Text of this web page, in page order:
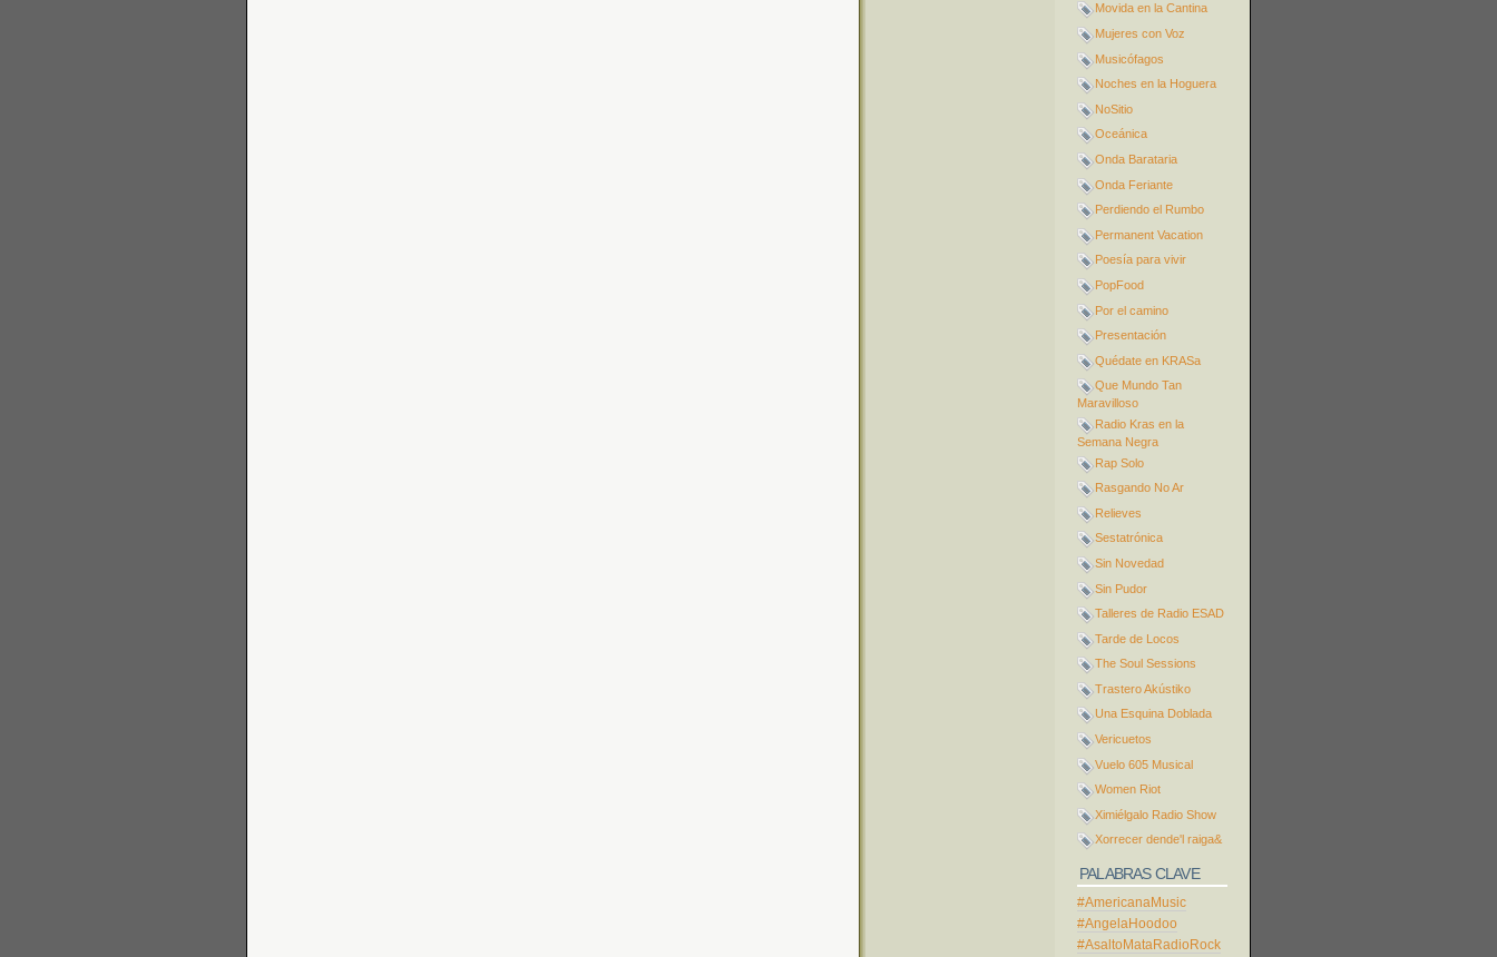
Movida en la Cantina
Mujeres con Voz
Musicófagos
Noches en la Hoguera
NoSitio
Oceánica
Onda Barataria
Onda Feriante
Perdiendo el Rumbo
Permanent Vacation
Poesía para vivir
PopFood
Por el camino
Presentación
Quédate en KRASa
Que Mundo Tan
Maravilloso
Radio Kras en la
Semana Negra
Rap Solo
Rasgando No Ar
Relieves
Sestatrónica
Sin Novedad
Sin Pudor
Talleres de Radio ESAD
Tarde de Locos
The Soul Sessions
Trastero Akústiko
Una Esquina Doblada
Vericuetos
Vuelo 605 Musical
Women Riot
Ximiélgalo Radio Show
Xorrecer dende'l raiga&
PALABRAS CLAVE
#AmericanaMusic
#AngelaHoodoo
#AsaltoMataRadioRock